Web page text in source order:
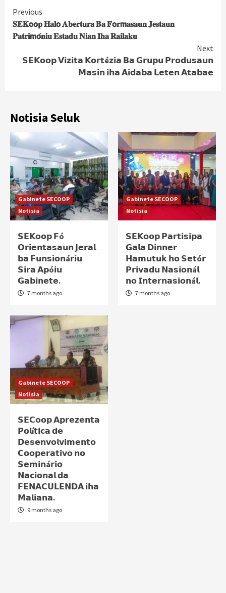
Continue
Reading
Previous
𝐒𝐄𝐊𝗼𝗼𝐩 𝐇𝐚𝐥𝗼 𝐀𝐛𝐞𝐫𝐭𝐮𝐫𝐚 𝐁𝐚 𝐅𝗼𝐫𝗺𝐚𝐬𝐚𝐮𝐧 𝐉𝐞𝐬𝐭𝐚𝐮𝐧
𝐏𝐚𝐭𝐫𝐢𝗺𝗼́𝐧𝐢𝐮 𝐄𝐬𝐭𝐚𝐝𝐮 𝐍𝐢𝐚𝐧 𝐈𝐡𝐚 𝐑𝐚𝐢𝐥𝐚𝐤𝐮
Next
𝗦𝗘𝗞𝗼𝗼𝗽 𝗩𝗶𝘇𝗶𝘁𝗮 𝗞𝗼𝗿𝘁é𝘇𝗶𝗮 𝗕𝗮 𝗚𝗿𝘂𝗽𝘂 𝗣𝗿𝗼𝗱𝘂𝘀𝗮𝘂𝗻
𝗠𝗮𝘀𝗶𝗻 𝗶𝗵𝗮 𝗔𝗶𝗱𝗮𝗯𝗮 𝗟𝗲𝘁𝗲𝗻 𝗔𝘁𝗮𝗯𝗮𝗲
Notisia Seluk
Gabinete SECOOP
Notisia
𝗦𝗘𝗞𝗼𝗼𝗽 𝗙ó
𝗢𝗿𝗶𝗲𝗻𝘁𝗮𝘀𝗮𝘂𝗻 𝗝𝗲𝗿𝗮𝗹
𝗯𝗮 𝗙𝘂𝗻𝘀𝗶𝗼𝗻á𝗿𝗶𝘂
𝗦𝗶𝗿𝗮 𝗔𝗽ó𝗶𝘂
𝗚𝗮𝗯𝗶𝗻𝗲𝘁𝗲.
7 months ago
Gabinete SECOOP
Notisia
𝗦𝗘𝗞𝗼𝗼𝗽 𝗣𝗮𝗿𝘁𝗶𝘀𝗶𝗽𝗮
𝗚𝗮𝗹𝗮 𝗗𝗶𝗻𝗻𝗲𝗿
𝗛𝗮𝗺𝘂𝘁𝘂𝗸 𝗵𝗼 𝗦𝗲𝘁ó𝗿
𝗣𝗿𝗶𝘃𝗮𝗱𝘂 𝗡𝗮𝘀𝗶𝗼𝗻á𝗹
𝗻𝗼 𝗜𝗻𝘁𝗲𝗿𝗻𝗮𝘀𝗶𝗼𝗻á𝗹.
7 months ago
Gabinete SECOOP
Notisia
𝗦𝗘𝗖𝗼𝗼𝗽 𝗔𝗽𝗿𝗲𝘇𝗲𝗻𝘁𝗮
𝗣𝗼𝗹í𝘁𝗶𝗰𝗮 𝗱𝗲
𝗗𝗲𝘀𝗲𝗻𝘃𝗼𝗹𝘃𝗶𝗺𝗲𝗻𝘁𝗼
𝗖𝗼𝗼𝗽𝗲𝗿𝗮𝘁𝗶𝘃𝗼 𝗻𝗼
𝗦𝗲𝗺𝗶𝗻á𝗿𝗶𝗼
𝗡𝗮𝗰𝗶𝗼𝗻𝗮𝗹 𝗱𝗮
𝗙𝗘𝗡𝗔𝗖𝗨𝗟𝗘𝗡𝗗𝗔 𝗶𝗵𝗮
𝗠𝗮𝗹𝗶𝗮𝗻𝗮.
9 months ago